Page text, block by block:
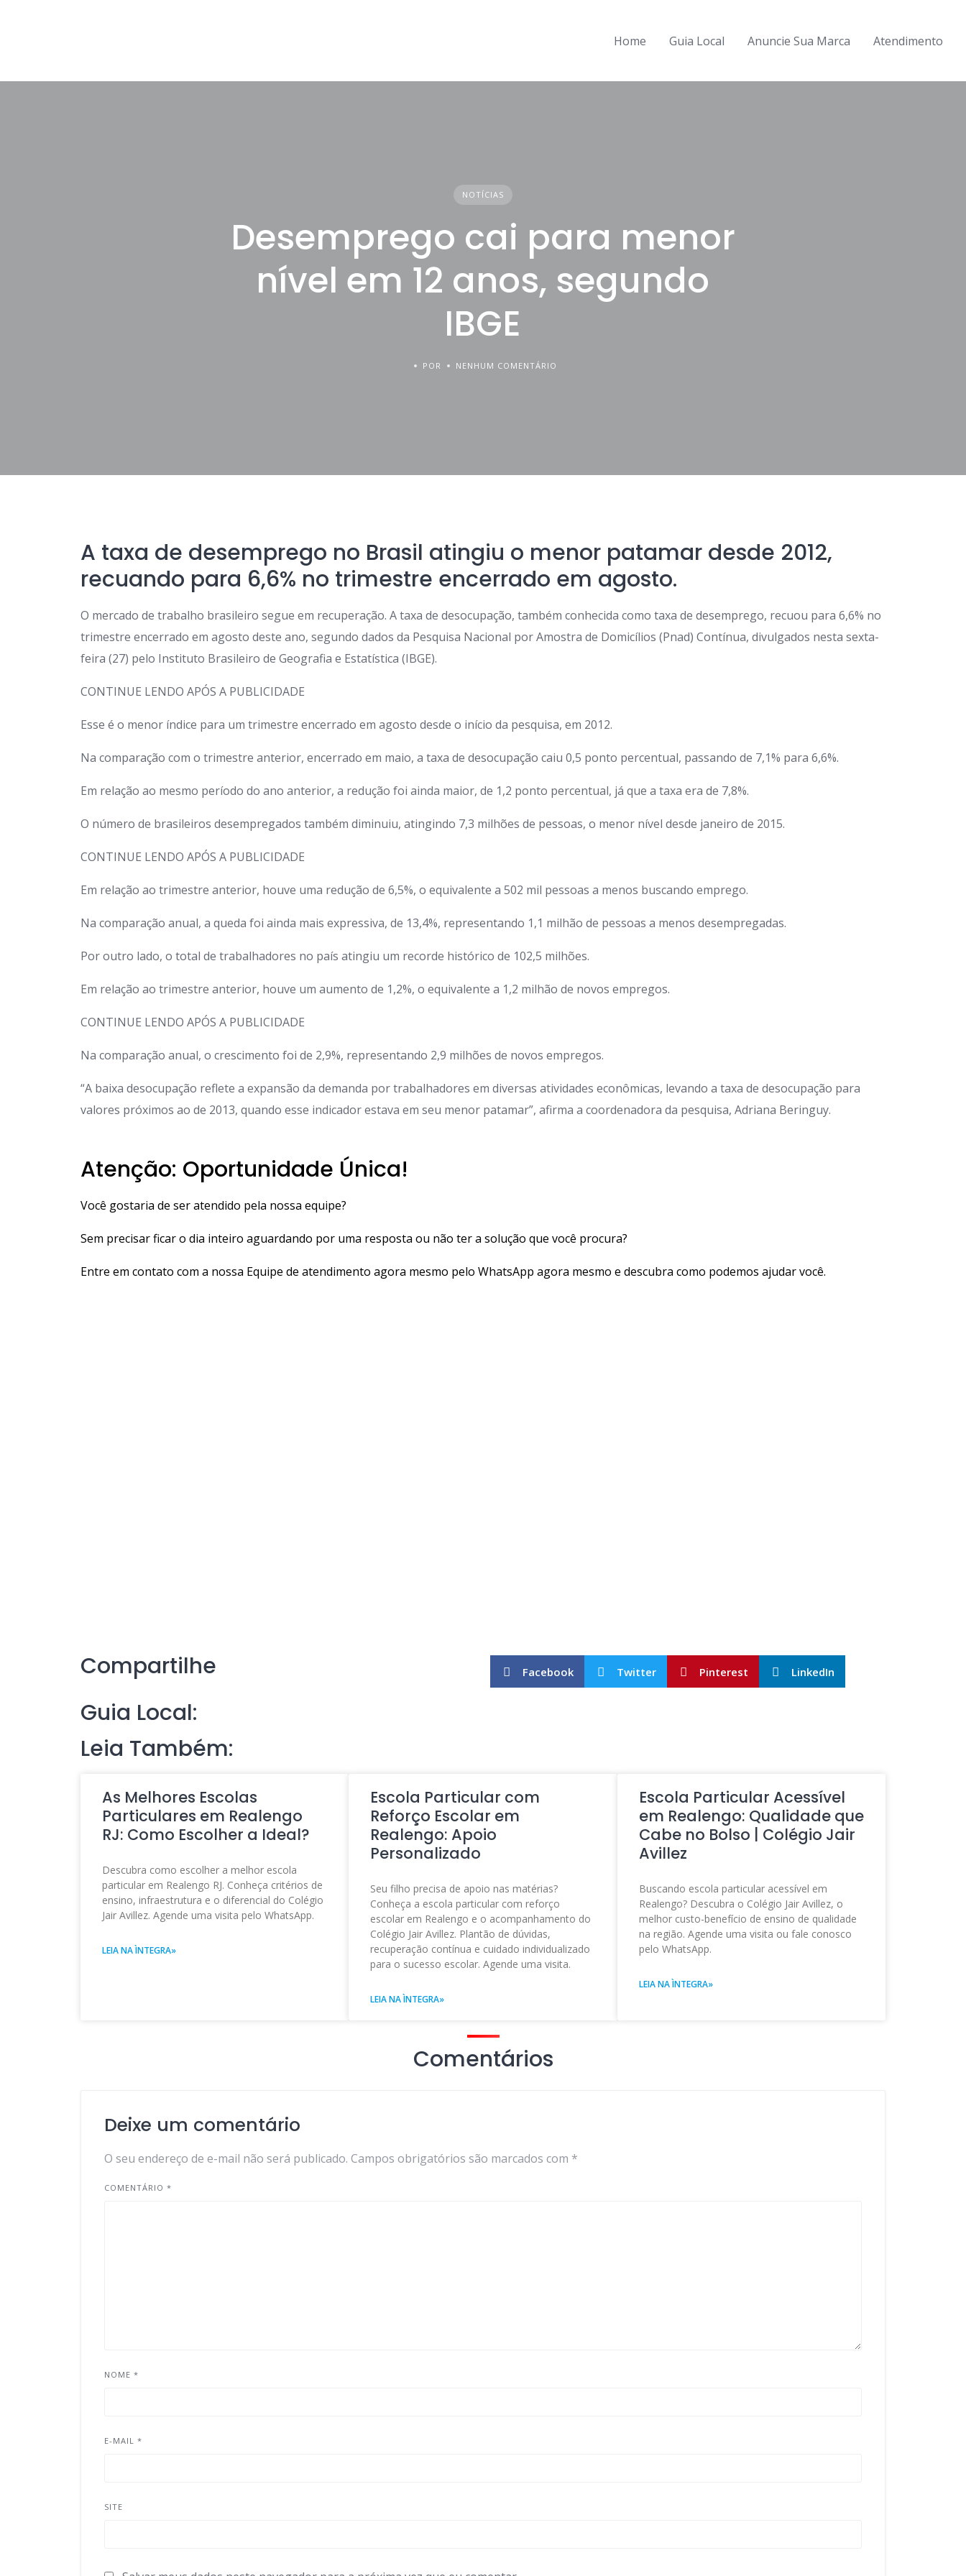
Home Guia Local Anuncie Sua Marca Atendimento
NOTÍCIAS
Desemprego cai para menor
nível em 12 anos, segundo
IBGE
POR NENHUM COMENTÁRIO
A taxa de desemprego no Brasil atingiu o menor patamar desde 2012,
recuando para 6,6% no trimestre encerrado em agosto.
O mercado de trabalho brasileiro segue em recuperação. A taxa de desocupação, também conhecida como taxa de desemprego, recuou para 6,6% no
trimestre encerrado em agosto deste ano, segundo dados da Pesquisa Nacional por Amostra de Domicílios (Pnad) Contínua, divulgados nesta sexta-
feira (27) pelo Instituto Brasileiro de Geografia e Estatística (IBGE).
CONTINUE LENDO APÓS A PUBLICIDADE
Esse é o menor índice para um trimestre encerrado em agosto desde o início da pesquisa, em 2012.
Na comparação com o trimestre anterior, encerrado em maio, a taxa de desocupação caiu 0,5 ponto percentual, passando de 7,1% para 6,6%.
Em relação ao mesmo período do ano anterior, a redução foi ainda maior, de 1,2 ponto percentual, já que a taxa era de 7,8%.
O número de brasileiros desempregados também diminuiu, atingindo 7,3 milhões de pessoas, o menor nível desde janeiro de 2015.
CONTINUE LENDO APÓS A PUBLICIDADE
Em relação ao trimestre anterior, houve uma redução de 6,5%, o equivalente a 502 mil pessoas a menos buscando emprego.
Na comparação anual, a queda foi ainda mais expressiva, de 13,4%, representando 1,1 milhão de pessoas a menos desempregadas.
Por outro lado, o total de trabalhadores no país atingiu um recorde histórico de 102,5 milhões.
Em relação ao trimestre anterior, houve um aumento de 1,2%, o equivalente a 1,2 milhão de novos empregos.
CONTINUE LENDO APÓS A PUBLICIDADE
Na comparação anual, o crescimento foi de 2,9%, representando 2,9 milhões de novos empregos.
“A baixa desocupação reflete a expansão da demanda por trabalhadores em diversas atividades econômicas, levando a taxa de desocupação para
valores próximos ao de 2013, quando esse indicador estava em seu menor patamar”, afirma a coordenadora da pesquisa, Adriana Beringuy.
Atenção: Oportunidade Única!
Você gostaria de ser atendido pela nossa equipe?
Sem precisar ficar o dia inteiro aguardando por uma resposta ou não ter a solução que você procura?
Entre em contato com a nossa Equipe de atendimento agora mesmo pelo WhatsApp agora mesmo e descubra como podemos ajudar você.
Compartilhe Facebook Twitter Pinterest LinkedIn
Guia Local:
Leia Também:
As Melhores Escolas
Particulares em Realengo
RJ: Como Escolher a Ideal?
Descubra como escolher a melhor escola
particular em Realengo RJ. Conheça critérios de
ensino, infraestrutura e o diferencial do Colégio
Jair Avillez. Agende uma visita pelo WhatsApp.
LEIA NA ÌNTEGRA»
Escola Particular com
Reforço Escolar em
Realengo: Apoio
Personalizado
Seu filho precisa de apoio nas matérias?
Conheça a escola particular com reforço
escolar em Realengo e o acompanhamento do
Colégio Jair Avillez. Plantão de dúvidas,
recuperação contínua e cuidado individualizado
para o sucesso escolar. Agende uma visita.
LEIA NA ÌNTEGRA»
Escola Particular Acessível
em Realengo: Qualidade que
Cabe no Bolso | Colégio Jair
Avillez
Buscando escola particular acessível em
Realengo? Descubra o Colégio Jair Avillez, o
melhor custo-benefício de ensino de qualidade
na região. Agende uma visita ou fale conosco
pelo WhatsApp.
LEIA NA ÌNTEGRA»
Comentários
Deixe um comentário
O seu endereço de e-mail não será publicado. Campos obrigatórios são marcados com *
COMENTÁRIO *
NOME *
E-MAIL *
SITE